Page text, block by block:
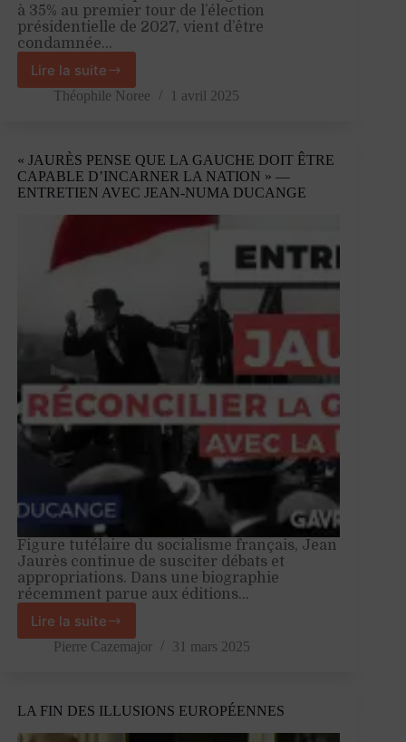
à 35% au premier tour de l’élection
présidentielle de 2027, vient d’être
condamnée…
Lire la suite
Le
Pen
comme
les
autres
Théophile Noree 1 avril 2025
« JAURÈS PENSE QUE LA GAUCHE DOIT ÊTRE
CAPABLE D’INCARNER LA NATION » —
ENTRETIEN AVEC JEAN-NUMA DUCANGE
Figure tutélaire du socialisme français, Jean
Jaurès continue de susciter débats et
appropriations. Dans une biographie
récemment parue aux éditions…
Lire la suite
«
Jaurès
gauche
doit
Pierre Cazemajor 31 mars 2025
LA FIN DES ILLUSIONS EUROPÉENNES